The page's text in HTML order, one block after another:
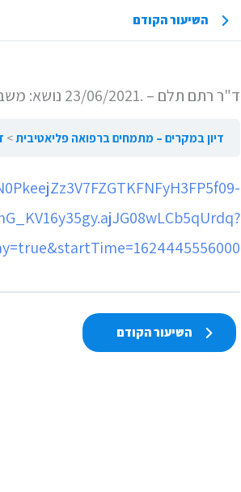
השיעור הקודם
ד"ר רתם תלם – .23/06/2021 נושא: משבר כאב
דיון במקרים – מתמחים ברפואה פליאטיבית
השיעור הקודם